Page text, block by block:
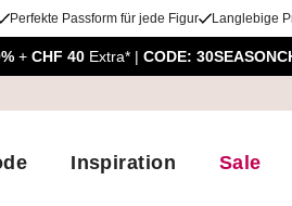
Perfekte Passform für jede Figur Langlebige
+ CHF 40 Extra* | CODE:
Inspiration Sale